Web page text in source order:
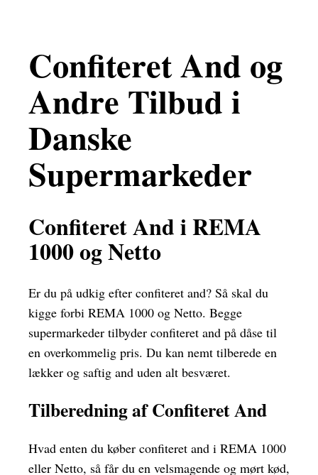
Confiteret And og
Andre Tilbud i
Danske
Supermarkeder
Confiteret And i REMA
1000 og Netto
Er du på udkig efter confiteret and? Så skal du
kigge forbi REMA 1000 og Netto. Begge
supermarkeder tilbyder confiteret and på dåse til
en overkommelig pris. Du kan nemt tilberede en
lækker og saftig and uden alt besværet.
Tilberedning af Confiteret And
Hvad enten du køber confiteret and i REMA 1000
eller Netto, så får du en velsmagende og mørt kød,